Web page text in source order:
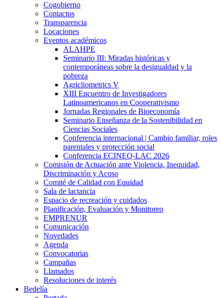
Cogobierno
Contactos
Transparencia
Locaciones
Eventos académicos
ALAHPE
Seminario III: Miradas históricas y
contemporáneas sobre la desigualdad y la
pobreza
Agricliometrics V
XIII Encuentro de Investigadores
Latinoamericanos en Cooperativismo
Jornadas Regionales de Bioeconomía
Seminario Enseñanza de la Sostenibilidad en
Ciencias Sociales
Conferencia internacional | Cambio familiar, roles
parentales y protección social
Conferencia ECINEQ-LAC 2026
Comisión de Actuación ante Violencia, Inequidad,
Discriminación y Acoso
Comité de Calidad con Equidad
Sala de lactancia
Espacio de recreación y cuidados
Planificación, Evaluación y Monitoreo
EMPRENUR
Comunicación
Novedades
Agenda
Convocatorias
Campañas
Llamados
Resoluciones de interés
Bedelía